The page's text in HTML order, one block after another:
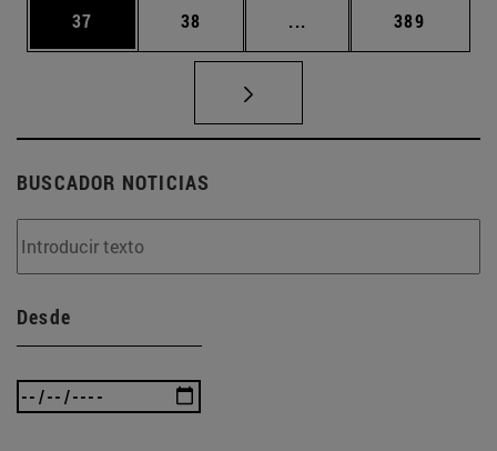
Página
37 Página
38 ... Páginas intermedias
Página
389
BUSCADOR NOTICIAS
Desde